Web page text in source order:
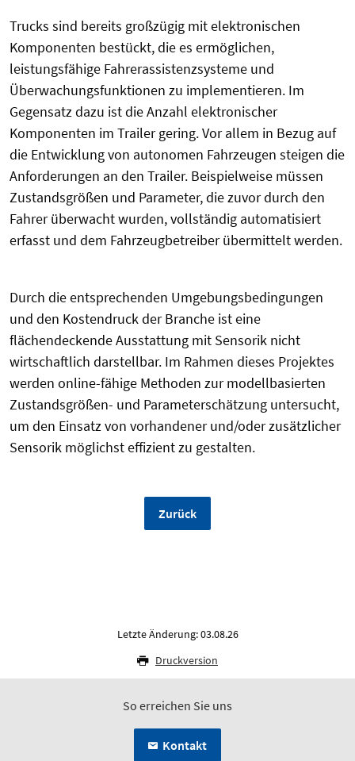
Trucks sind bereits großzügig mit elektronischen
Komponenten bestückt, die es ermöglichen,
leistungsfähige Fahrerassistenzsysteme und
Überwachungsfunktionen zu implementieren. Im
Gegensatz dazu ist die Anzahl elektronischer
Komponenten im Trailer gering. Vor allem in Bezug auf
die Entwicklung von autonomen Fahrzeugen steigen die
Anforderungen an den Trailer. Beispielweise müssen
Zustandsgrößen und Parameter, die zuvor durch den
Fahrer überwacht wurden, vollständig automatisiert
erfasst und dem Fahrzeugbetreiber übermittelt werden.
Durch die entsprechenden Umgebungsbedingungen
und den Kostendruck der Branche ist eine
flächendeckende Ausstattung mit Sensorik nicht
wirtschaftlich darstellbar. Im Rahmen dieses Projektes
werden online-fähige Methoden zur modellbasierten
Zustandsgrößen- und Parameterschätzung untersucht,
um den Einsatz von vorhandener und/oder zusätzlicher
Sensorik möglichst effizient zu gestalten.
Zurück
Letzte Änderung: 03.08.26
Druckversion
So erreichen Sie uns
Kontakt